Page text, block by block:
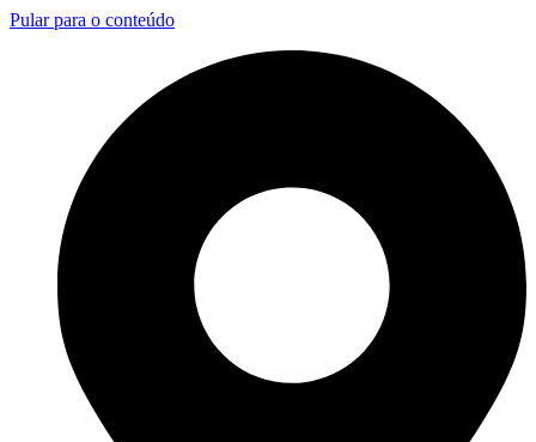
Pular para o conteúdo